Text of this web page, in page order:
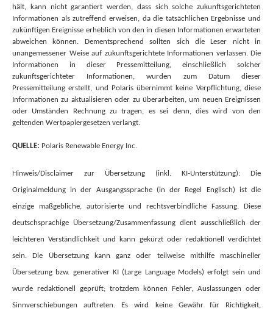
hält, kann nicht garantiert werden, dass sich solche zukunftsgerichteten
Informationen als zutreffend erweisen, da die tatsächlichen Ergebnisse und
zukünftigen Ereignisse erheblich von den in diesen Informationen erwarteten
abweichen können. Dementsprechend sollten sich die Leser nicht in
unangemessener Weise auf zukunftsgerichtete Informationen verlassen. Die
Informationen in dieser Pressemitteilung, einschließlich solcher
zukunftsgerichteter Informationen, wurden zum Datum dieser
Pressemitteilung erstellt, und Polaris übernimmt keine Verpflichtung, diese
Informationen zu aktualisieren oder zu überarbeiten, um neuen Ereignissen
oder Umständen Rechnung zu tragen, es sei denn, dies wird von den
geltenden Wertpapiergesetzen verlangt.
QUELLE: Polaris Renewable Energy Inc.
Hinweis/Disclaimer zur Übersetzung (inkl. KI-Unterstützung): Die
Originalmeldung in der Ausgangssprache (in der Regel Englisch) ist die
einzige maßgebliche, autorisierte und rechtsverbindliche Fassung. Diese
deutschsprachige Übersetzung/Zusammenfassung dient ausschließlich der
leichteren Verständlichkeit und kann gekürzt oder redaktionell verdichtet
sein. Die Übersetzung kann ganz oder teilweise mithilfe maschineller
Übersetzung bzw. generativer KI (Large Language Models) erfolgt sein und
wurde redaktionell geprüft; trotzdem können Fehler, Auslassungen oder
Sinnverschiebungen auftreten. Es wird keine Gewähr für Richtigkeit,